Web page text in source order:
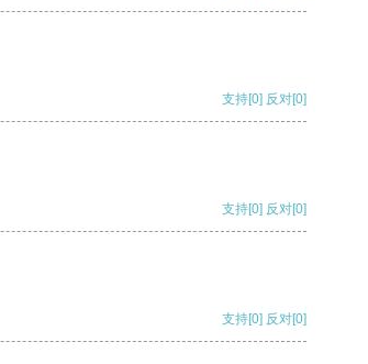
支持[0] 反对[0]
支持[0] 反对[0]
支持[0] 反对[0]